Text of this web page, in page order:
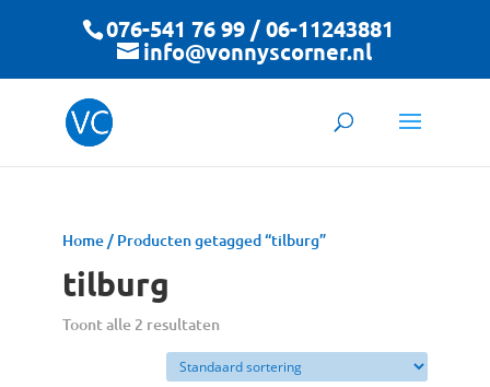
076-541 76 99 / 06-11243881
info@vonnyscorner.nl
Home/ Producten getagged “tilburg”
tilburg
Toont alle 2 resultaten